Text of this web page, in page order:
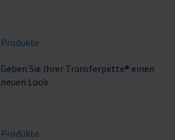
Produkte
Geben Sie Ihrer Transferpette® einen
neuen Look
Produkte